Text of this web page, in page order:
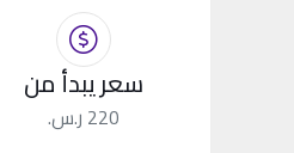
سعر يبدأ من
220 ر.س.